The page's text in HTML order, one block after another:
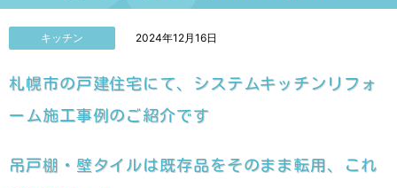
タ
キッチン 2024年12月16日
札幌市の戸建住宅にて、システムキッチンリフォ
ーム施工事例のご紹介です
吊戸棚・壁タイルは既存品をそのまま転用、これ